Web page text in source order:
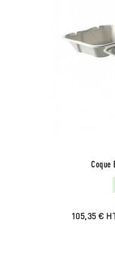
Coque
105,35 €